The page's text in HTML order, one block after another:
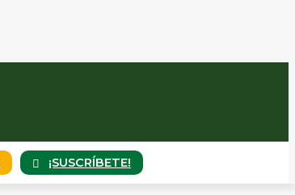
¡SUSCRÍBETE!